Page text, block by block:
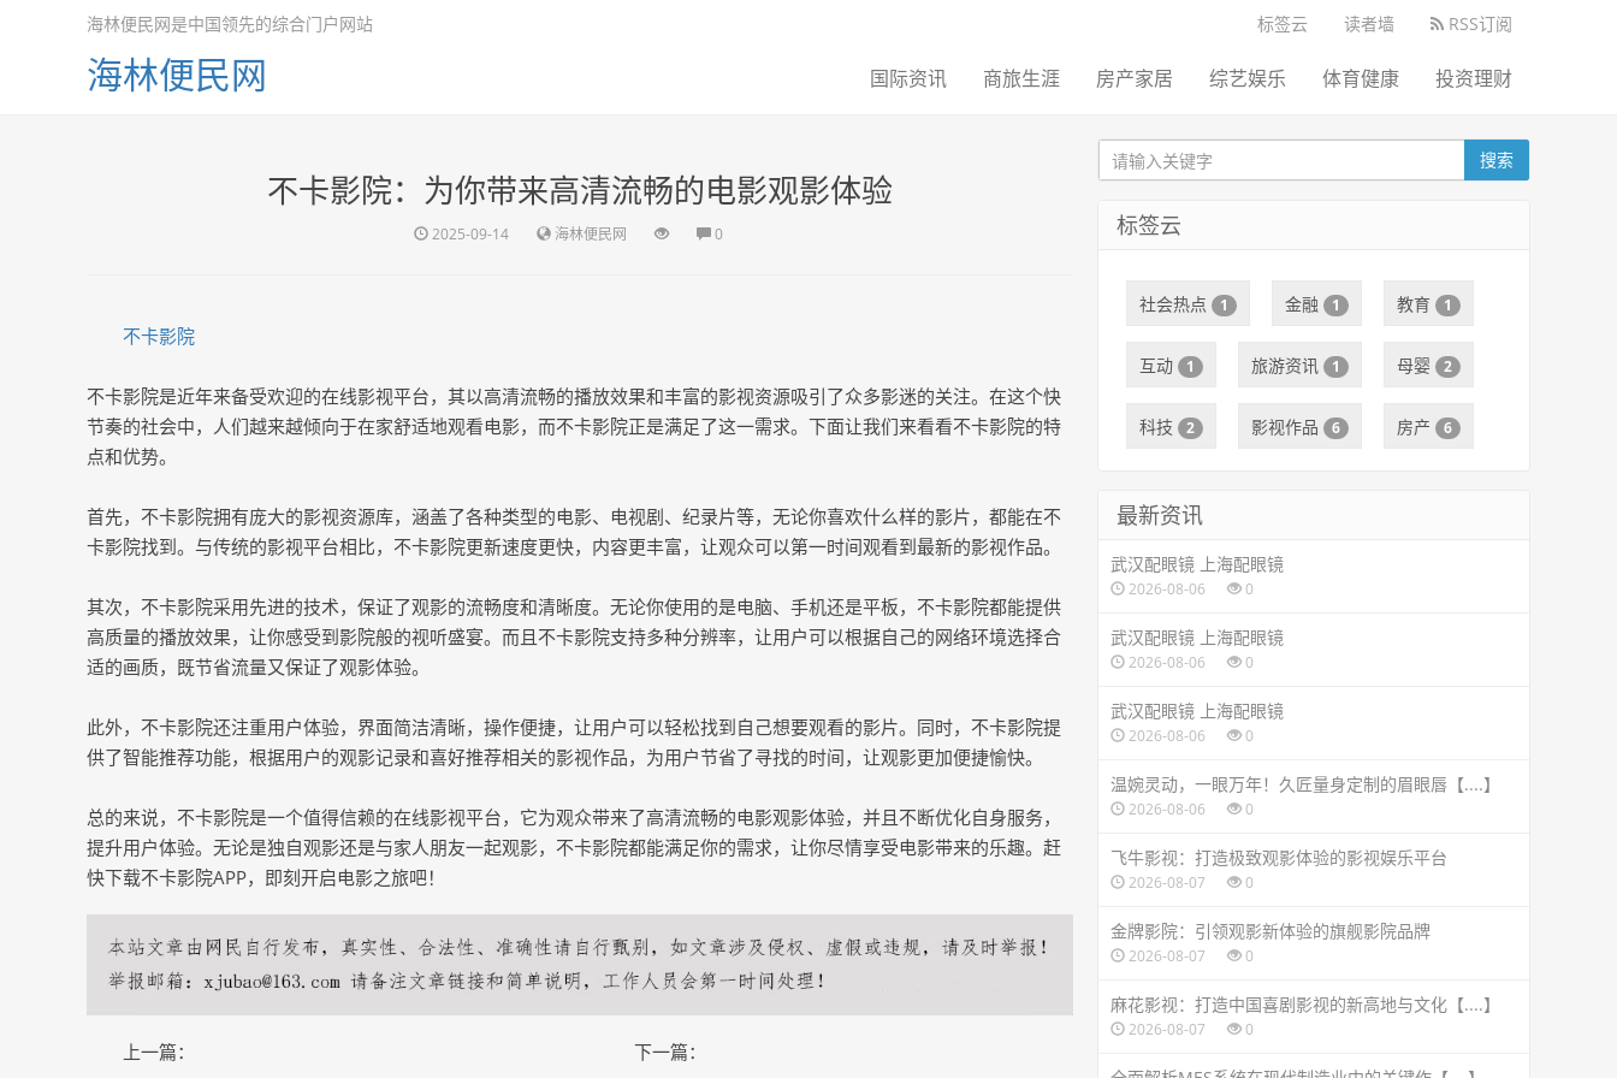
标签云 读者墙 RSS订阅
海林便民网是中国领先的综合门户网站
海林便民网 国际资讯 商旅生涯 房产家居 综艺娱乐 体育健康 投资理财
不卡影院：为你带来高清流畅的电影观影体验
2025-09-14 海林便民网 0
不卡影院
不卡影院是近年来备受欢迎的在线影视平台，其以高清流畅的播放效果和丰富的影视资源吸引了众多影迷的关注。在这个快
节奏的社会中，人们越来越倾向于在家舒适地观看电影，而不卡影院正是满足了这一需求。下面让我们来看看不卡影院的特
点和优势。
首先，不卡影院拥有庞大的影视资源库，涵盖了各种类型的电影、电视剧、纪录片等，无论你喜欢什么样的影片，都能在不
卡影院找到。与传统的影视平台相比，不卡影院更新速度更快，内容更丰富，让观众可以第一时间观看到最新的影视作品。
其次，不卡影院采用先进的技术，保证了观影的流畅度和清晰度。无论你使用的是电脑、手机还是平板，不卡影院都能提供
高质量的播放效果，让你感受到影院般的视听盛宴。而且不卡影院支持多种分辨率，让用户可以根据自己的网络环境选择合
适的画质，既节省流量又保证了观影体验。
此外，不卡影院还注重用户体验，界面简洁清晰，操作便捷，让用户可以轻松找到自己想要观看的影片。同时，不卡影院提
供了智能推荐功能，根据用户的观影记录和喜好推荐相关的影视作品，为用户节省了寻找的时间，让观影更加便捷愉快。
总的来说，不卡影院是一个值得信赖的在线影视平台，它为观众带来了高清流畅的电影观影体验，并且不断优化自身服务，
提升用户体验。无论是独自观影还是与家人朋友一起观影，不卡影院都能满足你的需求，让你尽情享受电影带来的乐趣。赶
快下载不卡影院APP，即刻开启电影之旅吧！
上一篇： 下一篇：
搜索
标签云
社会热点 1 金融 1 教育 1
互动 1 旅游资讯 1 母婴 2
科技 2 影视作品 6 房产 6
最新资讯
武汉配眼镜 上海配眼镜
2026-08-06 0
武汉配眼镜 上海配眼镜
2026-08-06 0
武汉配眼镜 上海配眼镜
2026-08-06 0
温婉灵动，一眼万年！久匠量身定制的眉眼唇【....】
2026-08-06 0
飞牛影视：打造极致观影体验的影视娱乐平台
2026-08-07 0
金牌影院：引领观影新体验的旗舰影院品牌
2026-08-07 0
麻花影视：打造中国喜剧影视的新高地与文化【....】
2026-08-07 0